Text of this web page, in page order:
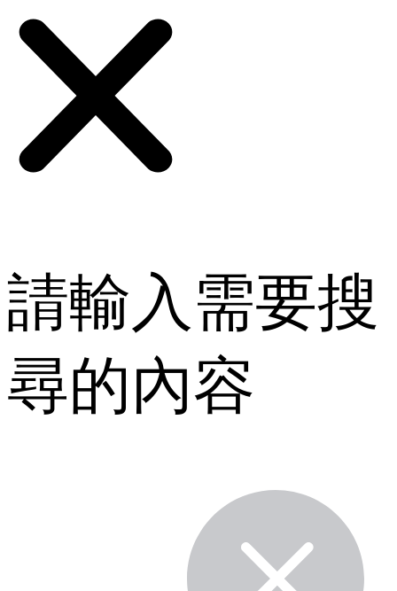
請輸入需要搜
尋的內容